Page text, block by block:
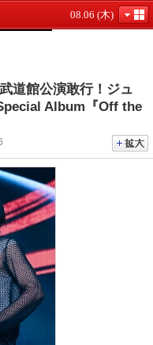
08.06 (木)
道館公演敢行！ジュ
Album『Off the